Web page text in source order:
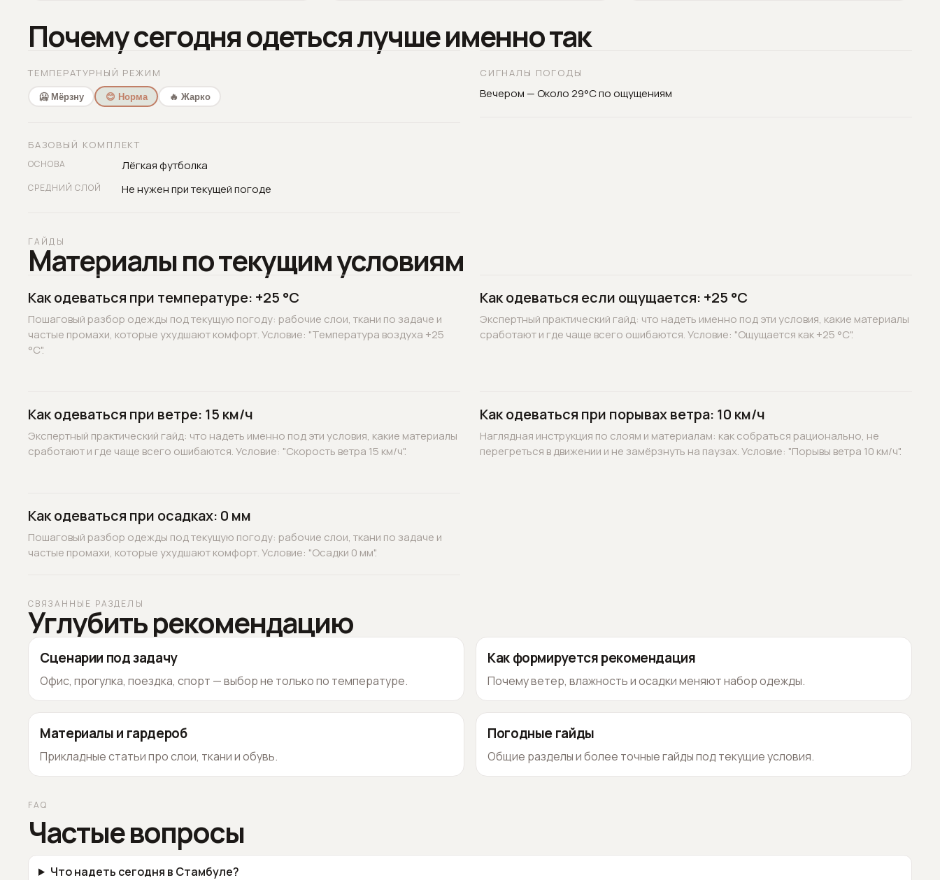
Почему сегодня одеться лучше именно так
ТЕМПЕРАТУРНЫЙ РЕЖИМ
🥶 Мёрзну 😊 Норма 🔥 Жарко
БАЗОВЫЙ КОМПЛЕКТ
ОСНОВА Лёгкая футболка
СРЕДНИЙ СЛОЙ Не нужен при текущей погоде
СИГНАЛЫ ПОГОДЫ
Вечером — Около 29°C по ощущениям
ГАЙДЫ
Материалы по текущим условиям
Как одеваться при температуре: +25 °C
Пошаговый разбор одежды под текущую погоду: рабочие слои, ткани по задаче и
частые промахи, которые ухудшают комфорт. Условие: "Температура воздуха +25
°C".
Как одеваться если ощущается: +25 °C
Экспертный практический гайд: что надеть именно под эти условия, какие материалы
сработают и где чаще всего ошибаются. Условие: "Ощущается как +25 °C".
Как одеваться при ветре: 15 км/ч
Экспертный практический гайд: что надеть именно под эти условия, какие материалы
сработают и где чаще всего ошибаются. Условие: "Скорость ветра 15 км/ч".
Как одеваться при порывах ветра: 10 км/ч
Наглядная инструкция по слоям и материалам: как собраться рационально, не
перегреться в движении и не замёрзнуть на паузах. Условие: "Порывы ветра 10 км/ч".
Как одеваться при осадках: 0 мм
Пошаговый разбор одежды под текущую погоду: рабочие слои, ткани по задаче и
частые промахи, которые ухудшают комфорт. Условие: "Осадки 0 мм".
СВЯЗАННЫЕ РАЗДЕЛЫ
Углубить рекомендацию
Сценарии под задачу
Офис, прогулка, поездка, спорт — выбор не только по температуре.
Как формируется рекомендация
Почему ветер, влажность и осадки меняют набор одежды.
Материалы и гардероб
Прикладные статьи про слои, ткани и обувь.
Погодные гайды
Общие разделы и более точные гайды под текущие условия.
FAQ
Частые вопросы
Что надеть сегодня в Стамбуле?